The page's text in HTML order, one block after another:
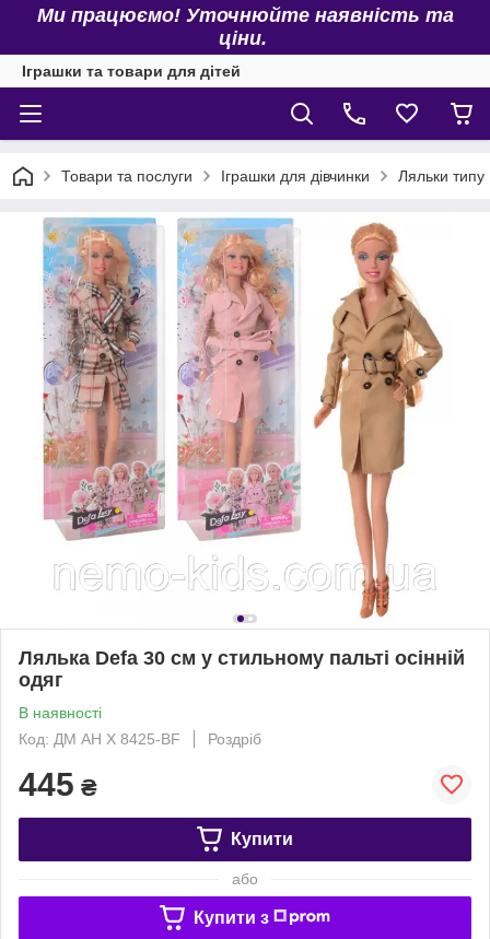
Ми працюємо! Уточнюйте наявність та
ціни.
Іграшки та товари для дітей
Товари та послуги Іграшки для дівчинки Ляльки типу
Лялька Defa 30 см у стильному пальті осінній
одяг
В наявності
Код: ДМ АН Х 8425-BF
Роздріб
445 ₴
Купити
або
Купити з